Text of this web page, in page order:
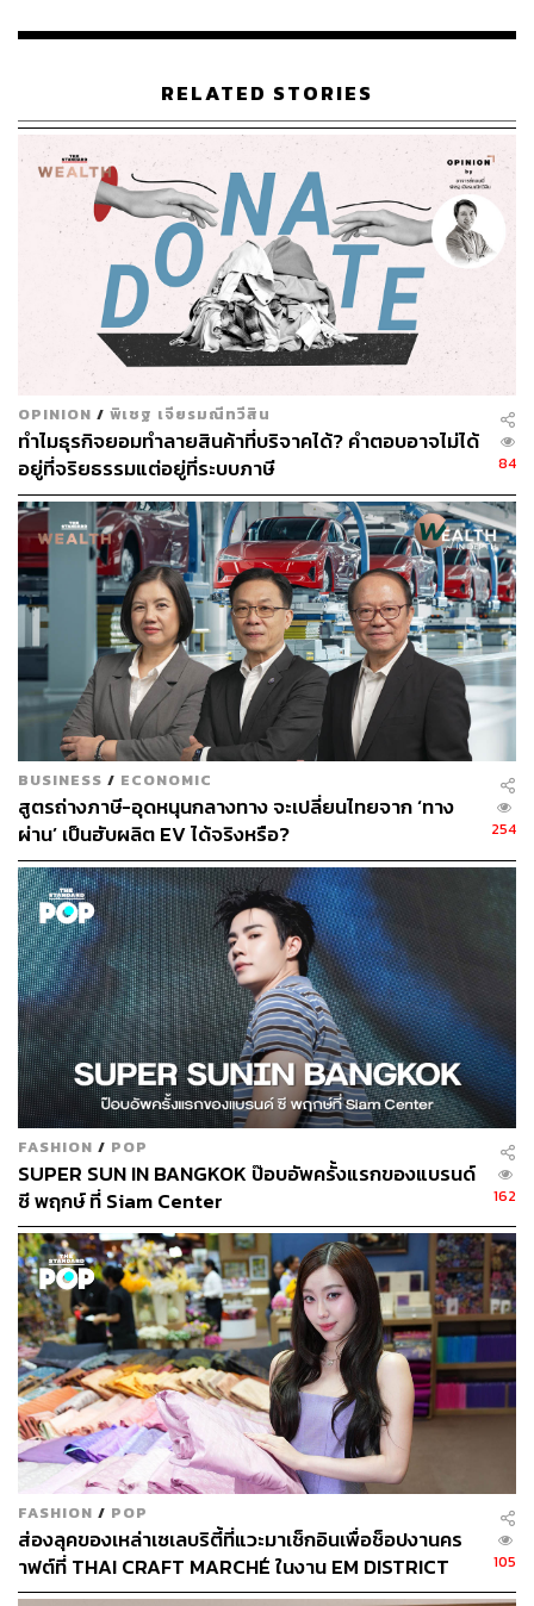
ศิลปิน นักแสดง ครีเอเตอร์ ตัวแทนองค์กร และคอมมูนิตี้
ของผู้คน ทั้ง Diversity, BL-GL, Safe Space, Gender-
Affirming Surgery และ Soft Power ของไทย
ผู้ร่วมกิจกรรมประกอบด้วยศิลปินจาก DOMUNDI, ติ๊ก-กัญญา
รัตน์ จิรรัชชกิจ, แอปเปิ้ล-ลาภิสรา อินทรสูต, มิ้ม-ปัณฑิตา
วัญญู, เก่ง-ธชย ประทุมวรรณ, ต๋อง-ธนายุทธ ฐากูรอรรถยา,
อะตอม-ปกรณ์ แก้วดี, Frankie Wonga, อาร์ต อารยา, เบ้บ-ธน
ทัต, ซิลวี่-ภาวิดา, นาบุญ ผลาศักดิ์ รวมถึงนักแสดงจากซีรีส์
Lost to Light, Make It Right, Cupid Wall–โยฮัน เคนจิ และ
ตัวแทนจากองค์กรและคอมมูนิตี้ต่าง ๆ
นิทรรศการ Road To Bangkok World Pride Photo
Exhibition รวบรวมภาพถ่ายประวัติศาสตร์ของคอมมูนิตี้
LGBTQ+ ไทยช่วงปี 2023-2025 เพื่อสะท้อนการขับเคลื่อน
ความเท่าเทียมและการเติบโตของ Pride จากระดับท้องถิ่นสู่
ประเด็นสำคัญของประเทศ
RELATED STORIES
OPINION / พิเชฐ เจียรมณีทวีสิน
ทำไมธุรกิจยอมทำลายสินค้าที่บริจาคได้? คำตอบอาจไม่ได้
อยู่ที่จริยธรรมแต่อยู่ที่ระบบภาษี
84
BUSINESS / ECONOMIC
สูตรถ่างภาษี-อุดหนุนกลางทาง จะเปลี่ยนไทยจาก ‘ทาง
ผ่าน’ เป็นฮับผลิต EV ได้จริงหรือ?
254
FASHION / POP
SUPER SUN IN BANGKOK ป๊อบอัพครั้งแรกของแบรนด์
ซี พฤกษ์ ที่ Siam Center
162
FASHION / POP
ส่องลุคของเหล่าเซเลบริตี้ที่แวะมาเช็กอินเพื่อช็อปงานคร
าฟต์ที่ THAI CRAFT MARCHÉ ในงาน EM DISTRICT
SENSE OF THAI 2026 [PR NEWS]
105